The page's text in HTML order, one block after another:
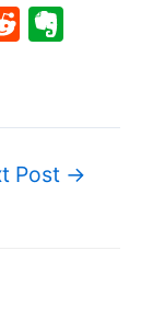
R
di
t
n
ot
Post →